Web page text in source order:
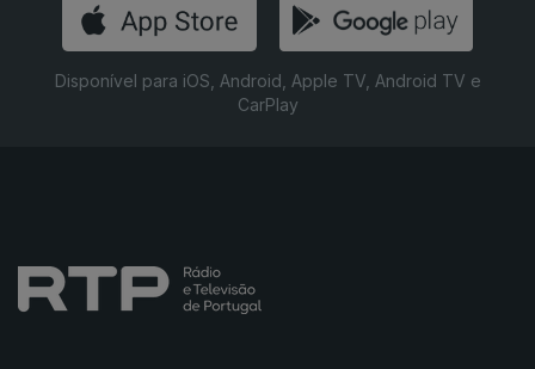
Disponível para iOS, Android, Apple TV, Android TV e
CarPlay